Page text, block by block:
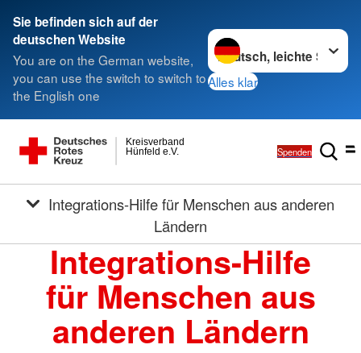
Sie befinden sich auf der
deutschen Website
You are on the German website,
you can use the switch to switch to
the English one
Sprache wechseln zu
Alles klar
Hünfeld e.V.
Kreisverband
Spenden
Ländern
Integrations-Hilfe
für Menschen aus
anderen Ländern